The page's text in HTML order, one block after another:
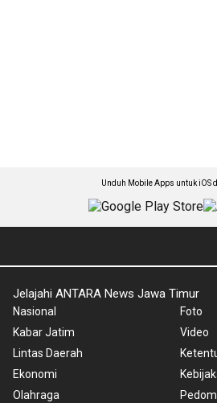
Unduh Mobile Apps untuk iOS
Jelajahi ANTARA News Jawa Timur
Nasional
Kabar Jatim
Lintas Daerah
Ekonomi
Olahraga
Foto
Video